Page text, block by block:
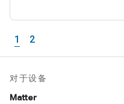
1 2
对于设备
Matter